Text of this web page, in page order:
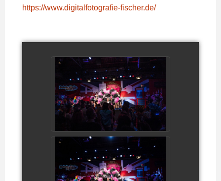
https://www.digitalfotografie-fischer.de/